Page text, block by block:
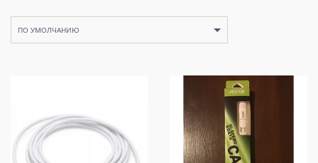
ПО УМОЛЧАНИЮ